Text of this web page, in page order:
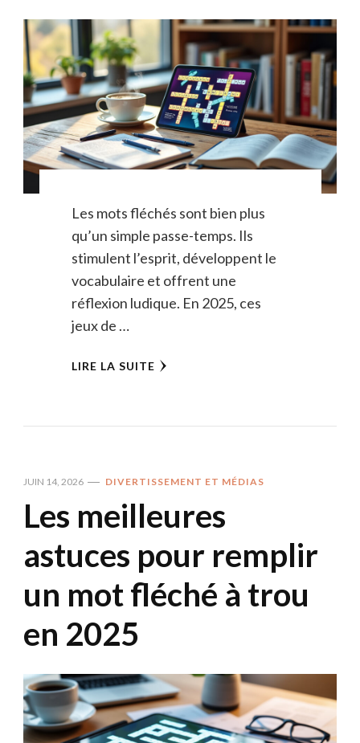
Les mots fléchés sont bien plus
qu’un simple passe-temps. Ils
stimulent l’esprit, développent le
vocabulaire et offrent une
réflexion ludique. En 2025, ces
jeux de …
LIRE LA SUITE
JUIN 14, 2026 DIVERTISSEMENT ET MÉDIAS
Les meilleures
astuces pour remplir
un mot fléché à trou
en 2025